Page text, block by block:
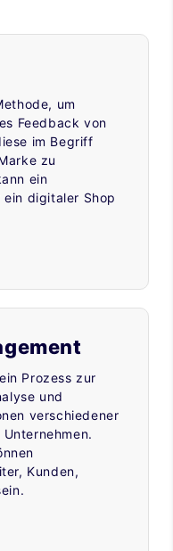
um
Feedback von
im Begriff
zu
ein
digitaler Shop
Prozess zur
und
verschiedener
Kunden,